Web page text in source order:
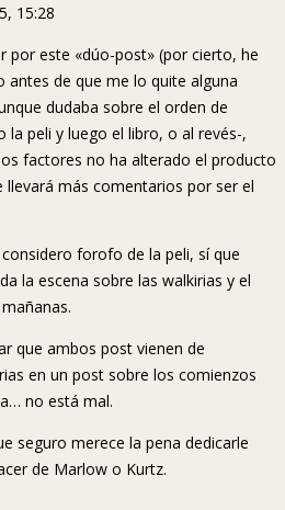
15:28
por este «dúo-post» (por cierto, he
antes de que me lo quite alguna
dudaba sobre el orden de
la peli y luego el libro, o al revés-,
factores no ha alterado el producto
llevará más comentarios por ser el
forofo de la peli, sí que
la escena sobre las walkirias y el
que ambos post vienen de
en un post sobre los comienzos
no está mal.
seguro merece la pena dedicarle
de Marlow o Kurtz.